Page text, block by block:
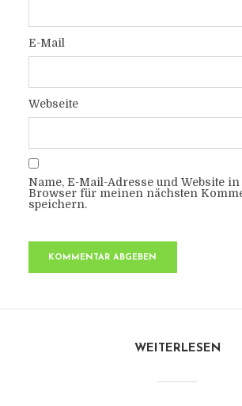
E-Mail
Webseite
Name, E-Mail-Adresse und Website
Browser für meinen nächsten
speichern.
WEITERLESEN